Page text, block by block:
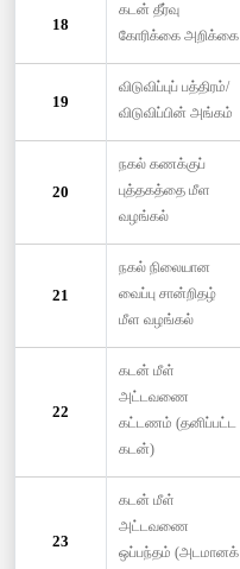
18
கடன் தீர்வு
கோரிக்கை அறிக்கை
19
விடுவிப்புப் பத்திரம்/
விடுவிப்பின் அங்கம்
20
நகல் கணக்குப்
புத்தகத்தை மீள
வழங்கல்
21
நகல் நிலையான
வைப்பு சான்றிதழ்
மீள வழங்கல்
22
கடன் மீள்
அட்டவணை
கட்டணம் (தனிப்பட்ட
கடன்)
23
கடன் மீள்
அட்டவணை
ஒப்பந்தம் (அடமானக்